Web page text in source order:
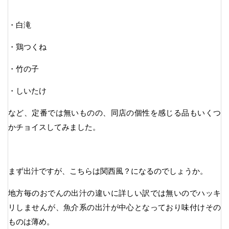
・白滝
・鶏つくね
・竹の子
・しいたけ
など、定番では無いものの、同店の個性を感じる品もいくつ
かチョイスしてみました。
まず出汁ですが、こちらは関西風？になるのでしょうか。
地方毎のおでんの出汁の違いに詳しい訳では無いのでハッキ
リしませんが、魚介系の出汁が中心となっており味付けその
ものは薄め。